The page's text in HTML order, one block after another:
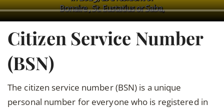
Citizen Service Number
(BSN)
The citizen service number (BSN) is a unique
personal number for everyone who is registered in